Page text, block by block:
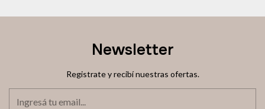
Newsletter
Registrate y recibí nuestras ofertas.